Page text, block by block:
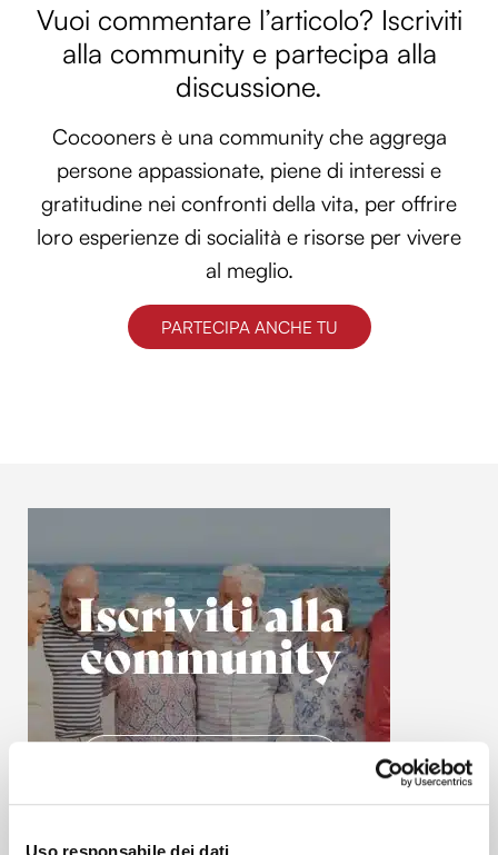
Uso responsabile dei dati
Vuoi commentare l’articolo? Iscriviti
alla community e partecipa alla
discussione.
Cocooners è una community che aggrega
persone appassionate, piene di interessi e
gratitudine nei confronti della vita, per offrire
loro esperienze di socialità e risorse per vivere
al meglio.
PARTECIPA ANCHE TU